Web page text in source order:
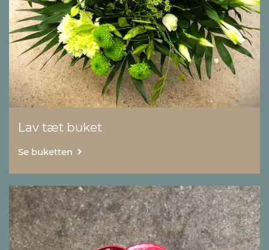
Lav tæt buket
Se buketten